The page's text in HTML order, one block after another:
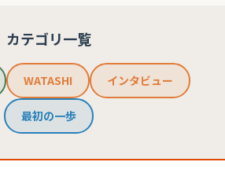
カテゴリ一覧
WATASHI インタビュー
最初の一歩